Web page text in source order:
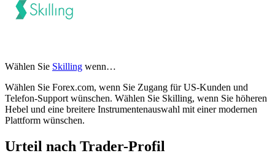
Wählen Sie Skilling wenn…
Wählen Sie Forex.com, wenn Sie Zugang für US-Kunden und
Telefon-Support wünschen. Wählen Sie Skilling, wenn Sie höheren
Hebel und eine breitere Instrumentenauswahl mit einer modernen
Plattform wünschen.
Urteil nach Trader-Profil